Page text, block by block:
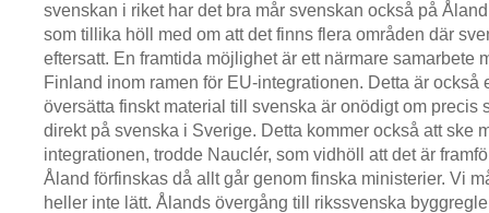
svenskan i riket har det bra mår svenskan också på
som tillika höll med om att det finns flera områden där
eftersatt. En framtida möjlighet är ett närmare samarbete
Finland inom ramen för EU-integrationen. Detta är också
översätta finskt material till svenska är onödigt om precis
direkt på svenska i Sverige. Detta kommer också att ske
integrationen, trodde Nauclér, som vidhöll att det är
Åland förfinskas då allt går genom finska ministerier. Vi
heller inte lätt. Ålands övergång till rikssvenska